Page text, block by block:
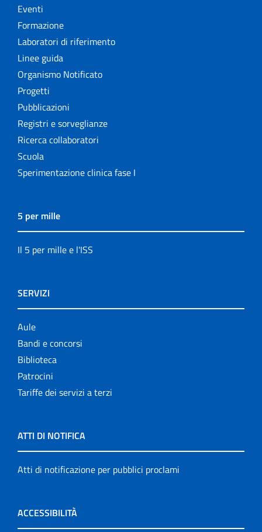
Eventi
Formazione
Laboratori di riferimento
Linee guida
Organismo Notificato
Progetti
Pubblicazioni
Registri e sorveglianze
Ricerca collaboratori
Scuola
Sperimentazione clinica fase I
5 per mille
Il 5 per mille e l'ISS
SERVIZI
Aule
Bandi e concorsi
Biblioteca
Patrocini
Tariffe dei servizi a terzi
ATTI DI NOTIFICA
Atti di notificazione per pubblici proclami
ACCESSIBILITÀ